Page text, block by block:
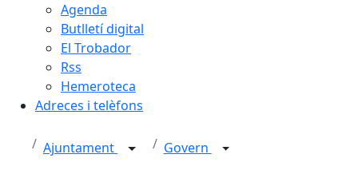
Agenda
Butlletí digital
El Trobador
Rss
Hemeroteca
Adreces i telèfons
Ajuntament Govern